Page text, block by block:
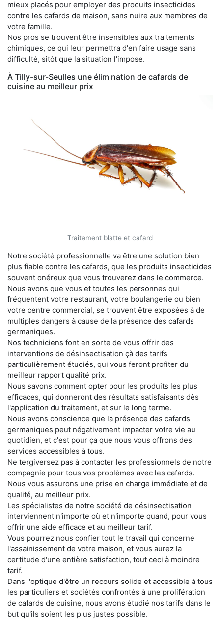
mieux placés pour employer des produits insecticides
contre les cafards de maison, sans nuire aux membres de
votre famille.
Nos pros se trouvent être insensibles aux traitements
chimiques, ce qui leur permettra d'en faire usage sans
difficulté, sitôt que la situation l'impose.
À Tilly-sur-Seulles une élimination de cafards de
cuisine au meilleur prix
Traitement blatte et cafard
Notre société professionnelle va être une solution bien
plus fiable contre les cafards, que les produits insecticides
souvent onéreux que vous trouverez dans le commerce.
Nous avons que vous et toutes les personnes qui
fréquentent votre restaurant, votre boulangerie ou bien
votre centre commercial, se trouvent être exposées à de
multiples dangers à cause de la présence des cafards
germaniques.
Nos techniciens font en sorte de vous offrir des
interventions de désinsectisation çà des tarifs
particulièrement étudiés, qui vous feront profiter du
meilleur rapport qualité prix.
Nous savons comment opter pour les produits les plus
efficaces, qui donneront des résultats satisfaisants dès
l'application du traitement, et sur le long terme.
Nous avons conscience que la présence des cafards
germaniques peut négativement impacter votre vie au
quotidien, et c'est pour ça que nous vous offrons des
services accessibles à tous.
Ne tergiversez pas à contacter les professionnels de notre
compagnie pour tous vos problèmes avec les cafards.
Nous vous assurons une prise en charge immédiate et de
qualité, au meilleur prix.
Les spécialistes de notre société de désinsectisation
interviennent n'importe où et n'importe quand, pour vous
offrir une aide efficace et au meilleur tarif.
Vous pourrez nous confier tout le travail qui concerne
l'assainissement de votre maison, et vous aurez la
certitude d'une entière satisfaction, tout ceci à moindre
tarif.
Dans l'optique d'être un recours solide et accessible à tous
les particuliers et sociétés confrontés à une prolifération
de cafards de cuisine, nous avons étudié nos tarifs dans le
but qu'ils soient les plus justes possible.